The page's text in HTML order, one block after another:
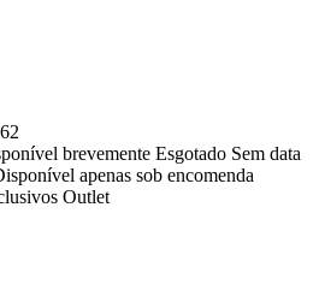
brevemente Esgotado Sem data
apenas sob encomenda
Outlet